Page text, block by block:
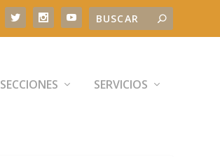
SECCIONES SERVICIOS